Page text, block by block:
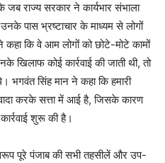
राज्य सरकार ने कार्यभार संभाला
पास भ्रष्टाचार के माध्यम से लोगों
कि वे आम लोगों को छोटे-मोटे कामों
कोई कार्रवाई की जाती थी, तो
सिंह मान ने कहा कि हमारी
करके सत्ता में आई है, जिसके कारण
शुरू की है।
पूरे पंजाब की सभी तहसीलें और उप-